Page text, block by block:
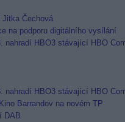
Jitka Čechová
na podporu digitálního vysílání
nahradí HBO3 stávající HBO
nahradí HBO3 stávající HBO
Barrandov na novém TP
DAB